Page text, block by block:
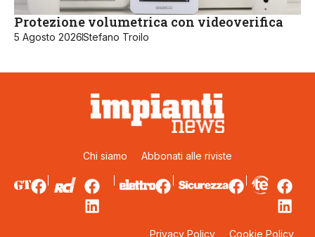
Protezione volumetrica con videoverifica
5 Agosto 2026Stefano Troilo
Chi siamo Abbonati alle riviste
Privacy Policy Cookie Policy